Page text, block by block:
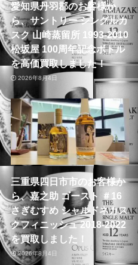
愛知県丹羽郡のお客様か
ら、サントリー シングルカ
スク 山崎蒸留所 1993-2010
松坂屋 100周年記念ボトル
を高価買取しました！
2026年8月4日
三重県四日市市のお客様か
ら、嘉之助 ゴースト ＃16
さぎむすめ シャルドネカス
クフィニッシュ 2018-2022
を買取しました！
2026年8月4日